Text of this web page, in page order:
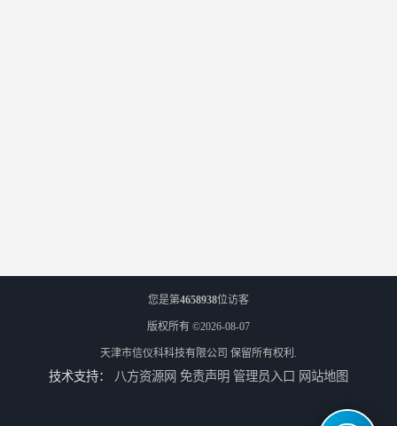
您是第4658938位访客
版权所有 ©2026-08-07
天津市信仪科科技有限公司 保留所有权利.
技术支持： 八方资源网 免责声明 管理员入口 网站地图